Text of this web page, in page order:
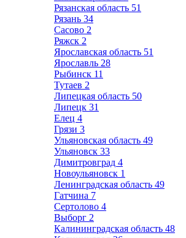
Рязанская область 51
Рязань 34
Сасово 2
Ряжск 2
Ярославская область 51
Ярославль 28
Рыбинск 11
Тутаев 2
Липецкая область 50
Липецк 31
Елец 4
Грязи 3
Ульяновская область 49
Ульяновск 33
Димитровград 4
Новоульяновск 1
Ленинградская область 49
Гатчина 7
Сертолово 4
Выборг 2
Калининградская область 48